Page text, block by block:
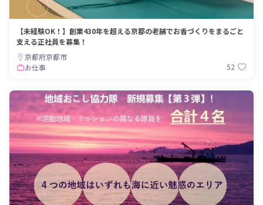
【未経験OK！】創業430年を超える京都の老舗でお香づくりをまるごと
支える正社員を募集！
京都府京都市
お仕事
52